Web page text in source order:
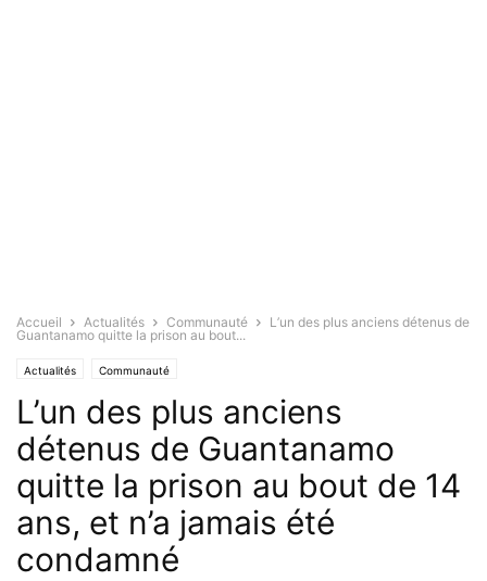
Accueil Actualités Communauté
L’un des plus anciens détenus de
Guantanamo quitte la prison au bout...
Actualités Communauté
L’un des plus anciens
détenus de Guantanamo
quitte la prison au bout de 14
ans, et n’a jamais été
condamné